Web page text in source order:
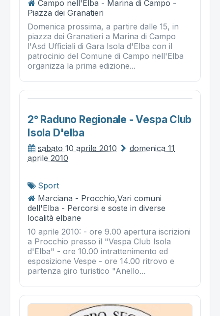
Campo nell'Elba - Marina di Campo -
Piazza dei Granatieri
Domenica prossima, a partire dalle 15, in
piazza dei Granatieri a Marina di Campo
l'Asd Ufficiali di Gara Isola d'Elba con il
patrocinio del Comune di Campo nell'Elba
organizza la prima edizione...
2° Raduno Regionale - Vespa Club
Isola D'elba
sabato 10 aprile 2010
domenica 11
aprile 2010
Sport
Marciana - Procchio,Vari comuni
dell'Elba - Percorsi e soste in diverse
località elbane
10 aprile 2010: - ore 9.00 apertura iscrizioni
a Procchio presso il "Vespa Club Isola
d'Elba" - ore 10.00 intrattenimento ed
esposizione Vespe - ore 14.00 ritrovo e
partenza giro turistico "Anello...